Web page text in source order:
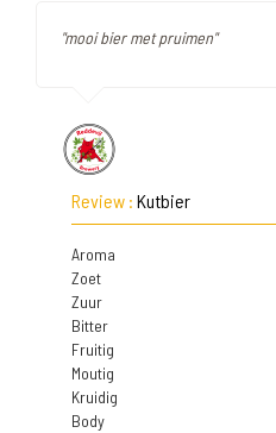
"mooi bier met pruimen"
Review : Kutbier
Aroma
Zoet
Zuur
Bitter
Fruitig
Moutig
Kruidig
Body